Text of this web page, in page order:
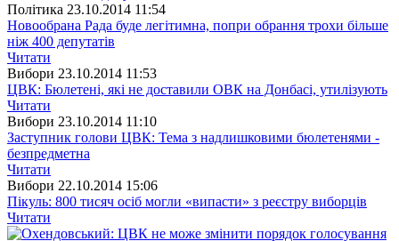
Полiтика 23.10.2014 11:54
Новообрана Рада буде легітимна, попри обрання трохи більше
ніж 400 депутатів
Читати
Вибори 23.10.2014 11:53
ЦВК: Бюлетені, які не доставили ОВК на Донбасі, утилізують
Читати
Вибори 23.10.2014 11:10
Заступник голови ЦВК: Тема з надлишковими бюлетенями -
безпредметна
Читати
Вибори 22.10.2014 15:06
Пікуль: 800 тисяч осіб могли «випасти» з реєстру виборців
Читати